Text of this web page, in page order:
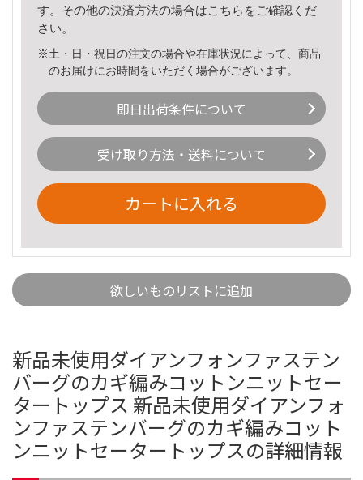
す。その他の決済方法の場合はこちら をご確認くだ
さい。
※土・日・祝日の注文の場合や在庫状況によって、商品
のお届けにお時間をいただく場合がございます。
即日出荷条件について
受け取り方法・送料について
カートに入れる
欲しいものリストに追加
新品未使用ダイアンフォンファステン
バーグのカギ編みコットンニットセー
タートップス 新品未使用ダイアンフォ
ンファステンバーグのカギ編みコット
ンニットセータートップスの詳細情報